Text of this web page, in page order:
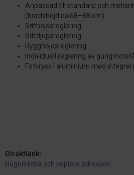
Anpassad till standard och
(bordshöjd ca 68–88 cm)
Sitthöjdsreglering
Sittdjupsreglering
Rygghöjdsreglering
Individuell reglering av
Fotkryss i aluminium med
Direktlänk:
Högerklicka och kopiera adressen